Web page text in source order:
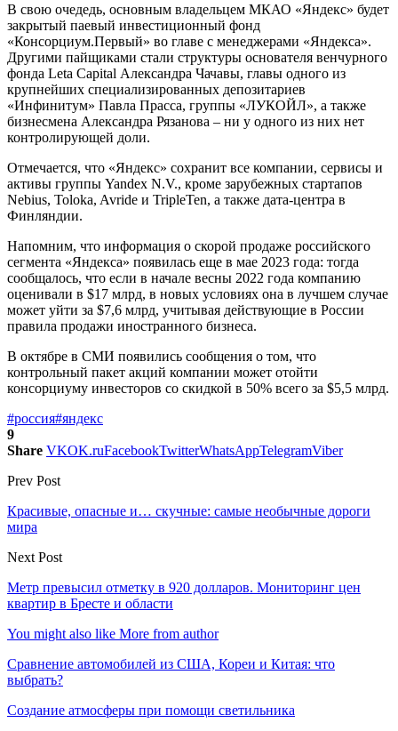
В свою очедедь, основным владельцем МКАО «Яндекс» будет
закрытый паевый инвестиционный фонд
«Консорциум.Первый» во главе с менеджерами «Яндекса».
Другими пайщиками стали структуры основателя венчурного
фонда Leta Capital Александра Чачавы, главы одного из
крупнейших специализированных депозитариев
«Инфинитум» Павла Прасса, группы «ЛУКОЙЛ», а также
бизнесмена Александра Рязанова – ни у одного из них нет
контролирующей доли.
Отмечается, что «Яндекс» сохранит все компании, сервисы и
активы группы Yandex N.V., кроме зарубежных стартапов
Nebius, Toloka, Avride и TripleTen, а также дата-центра в
Финляндии.
Напомним, что информация о скорой продаже российского
сегмента «Яндекса» появилась еще в мае 2023 года: тогда
сообщалось, что если в начале весны 2022 года компанию
оценивали в $17 млрд, в новых условиях она в лучшем случае
может уйти за $7,6 млрд, учитывая действующие в России
правила продажи иностранного бизнеса.
В октябре в СМИ появились сообщения о том, что
контрольный пакет акций компании может отойти
консорциуму инвесторов со скидкой в 50% всего за $5,5 млрд.
#россия#яндекс
9
Share VKOK.ruFacebookTwitterWhatsAppTelegramViber
Prev Post
Красивые, опасные и… скучные: самые необычные дороги
мира
Next Post
Метр превысил отметку в 920 долларов. Мониторинг цен
квартир в Бресте и области
You might also like More from author
Сравнение автомобилей из США, Кореи и Китая: что
выбрать?
Создание атмосферы при помощи светильника